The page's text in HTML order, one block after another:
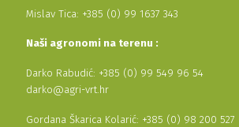
Mislav Tica: +385 (0) 99 1637 343
Naši agronomi na terenu :
Darko Rabudić: +385 (0) 99 549 96 54
darko@agri-vrt.hr
Gordana Škarica Kolarić: +385 (0) 98 200 527